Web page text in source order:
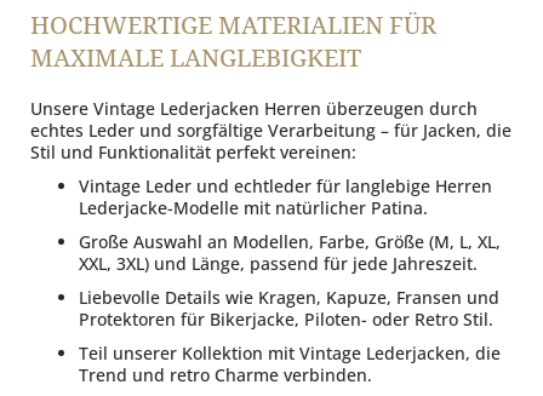
HOCHWERTIGE MATERIALIEN FÜR
MAXIMALE LANGLEBIGKEIT
Unsere Vintage Lederjacken Herren überzeugen durch
echtes Leder und sorgfältige Verarbeitung – für Jacken, die
Stil und Funktionalität perfekt vereinen:
Vintage Leder und echtleder für langlebige Herren
Lederjacke-Modelle mit natürlicher Patina.
Große Auswahl an Modellen, Farbe, Größe (M, L, XL,
XXL, 3XL) und Länge, passend für jede Jahreszeit.
Liebevolle Details wie Kragen, Kapuze, Fransen und
Protektoren für Bikerjacke, Piloten- oder Retro Stil.
Teil unserer Kollektion mit Vintage Lederjacken, die
Trend und retro Charme verbinden.